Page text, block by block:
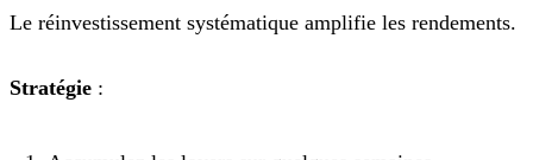
Le réinvestissement systématique amplifie les rendements.
Stratégie :